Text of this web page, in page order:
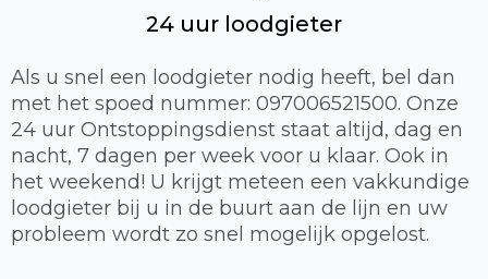
24 uur loodgieter
Als u snel een loodgieter nodig heeft, bel dan
met het spoed nummer: 097006521500. Onze
24 uur Ontstoppingsdienst staat altijd, dag en
nacht, 7 dagen per week voor u klaar. Ook in
het weekend! U krijgt meteen een vakkundige
loodgieter bij u in de buurt aan de lijn en uw
probleem wordt zo snel mogelijk opgelost.